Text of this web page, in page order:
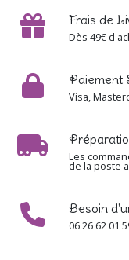
Frais de
Dès 49€
Paiement
Visa,
Les
de la poste
Besoin
06 26 62 01
Afficher
résultats